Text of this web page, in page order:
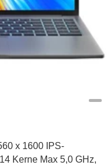
x 1600 IPS-
Kerne Max 5,0 GHz,